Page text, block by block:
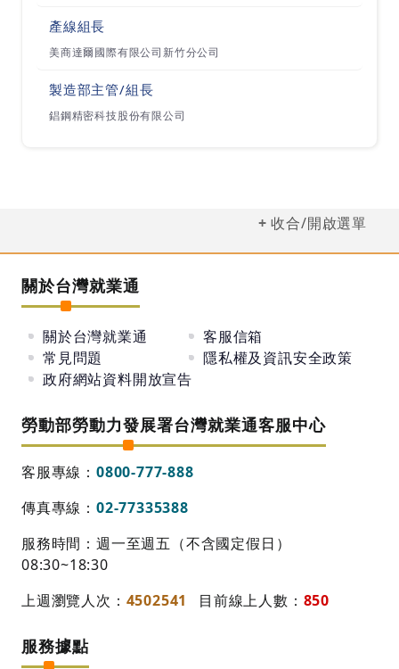
的服務。全智以客戶導向（Customer Driven）
作為企業文化精神，認真傾聽客戶需求，做好客戶
交託之事；堅信嚴格、精細、高效、低成本的做事
態度。在以客為尊原則下嚴格要求團隊同仁達成客
產線組長
美商達爾國際有限公司新竹分公司
製造部主管/組長
錩鋼精密科技股份有限公司
收合/開啟選單
關於台灣就業通
關於台灣就業通
客服信箱
常見問題
隱私權及資訊安全政策
政府網站資料開放宣告
勞動部勞動力發展署台灣就業通客服中心
客服專線： 0800-777-888
傳真專線： 02-77335388
服務時間：週一至週五（不含國定假日）
08:30~18:30
上週瀏覽人次： 4502541 目前線上人數： 850
服務據點